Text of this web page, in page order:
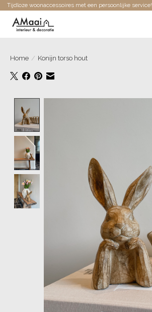
Tijdloze woonaccessoires met een persoonlijke service!
Home / Konijn torso hout